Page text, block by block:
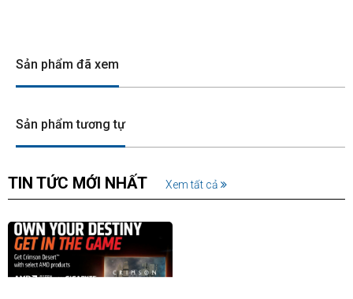
Sản phẩm đã xem
Sản phẩm tương tự
TIN TỨC MỚI NHẤT Xem tất cả